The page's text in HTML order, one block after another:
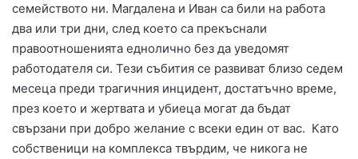
семейството ни. Магдалена и Иван са били на работа
два или три дни, след което са прекъснали
правоотношенията еднолично без да уведомят
работодателя си. Тези събития се развиват близо седем
месеца преди трагичния инцидент, достатъчно време,
през което и жертвата и убиеца могат да бъдат
свързани при добро желание с всеки един от вас. Като
собственици на комплекса твърдим, че никога не